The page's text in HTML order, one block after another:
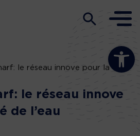
Ouvrir la
le réseau innove pour la
le réseau innove
de l’eau